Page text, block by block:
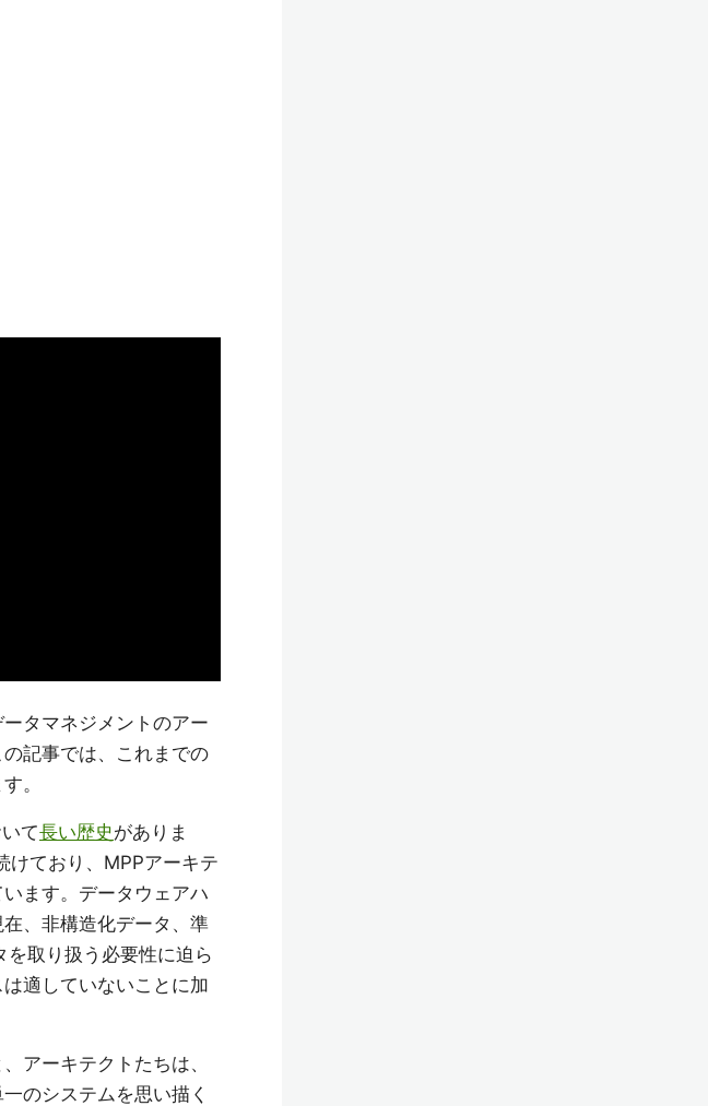
タマネジメントのアー
記事では、これまでの
。
て長い歴史がありま
けており、MPPアーキテ
ます。データウェアハ
、非構造化データ、準
取り扱う必要性に迫ら
適していないことに加
アーキテクトたちは、
のシステムを思い描く